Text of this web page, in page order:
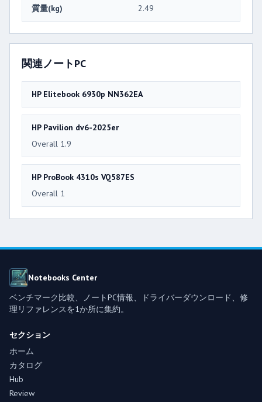
質量(kg) 2.49
関連ノートPC
HP Elitebook 6930p NN362EA
HP Pavilion dv6-2025er
Overall 1.9
HP ProBook 4310s VQ587ES
Overall 1
Notebooks Center
ベンチマーク比較、ノートPC情報、ドライバーダウンロード、修
理リファレンスを1か所に集約。
セクション
ホーム
カタログ
Hub
Review